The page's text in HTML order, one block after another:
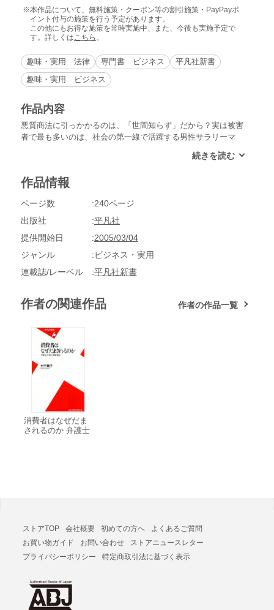
本作品について、無料施策・クーポン等の割引施策・PayPayポ
イント付与の施策を行う予定があります。
この他にもお得な施策を常時実施中、また、今後も実施予定で
す。詳しくはこちら 。
趣味・実用 法律 専門書 ビジネス
平凡社新書
趣味・実用 ビジネス
作品内容
悪質商法に引っかかるのは、「世間知らず」だから？実は被害
者で最も多いのは、社会の第一線で活躍する男性サラリーマ
「自分だけは」と思っても、なぜ消費者はだまされてしまうの
るのか？数多くの消費者問題に取り組んできた弁護士が語る悪
作品情報
ページ数
240ページ
出版社
平凡社
提供開始日
2005/03/04
ジャンル
ビジネス・実用
連載誌/レーベル
平凡社新書
作者の関連作品 作者の作品一覧
消費者はなぜだま
されるのか 弁護士
ストアTOP 会社概要 初めての方へ
よくあるご質問
お買い物ガイド
お問い合わせ
ストアニュースレター
プライバシーポリシー
特定商取引法に基づく表示